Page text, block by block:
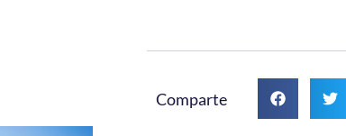
Comparte